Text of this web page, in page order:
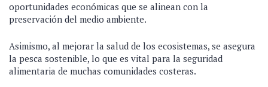
oportunidades económicas que se alinean con la
preservación del medio ambiente.
Asimismo, al mejorar la salud de los ecosistemas, se asegura
la pesca sostenible, lo que es vital para la seguridad
alimentaria de muchas comunidades costeras.